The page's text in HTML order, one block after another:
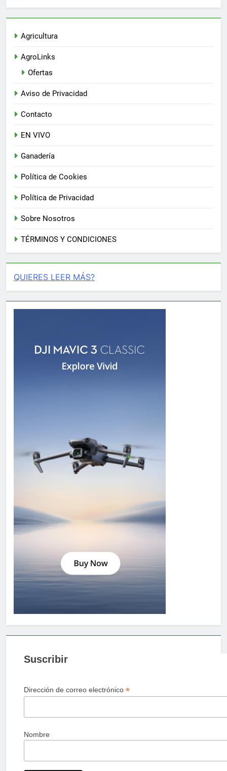
Agricultura
AgroLinks
Ofertas
Aviso de Privacidad
Contacto
EN VIVO
Ganadería
Política de Cookies
Política de Privacidad
Sobre Nosotros
TÉRMINOS Y CONDICIONES
QUIERES LEER MÁS?
Suscribir
Dirección de correo electrónico *
Nombre